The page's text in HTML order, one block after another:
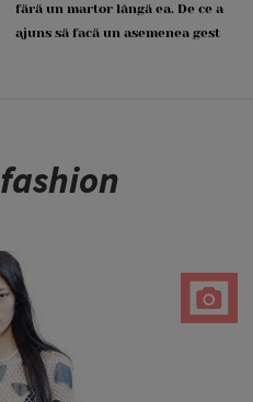
fără un martor lângă ea. De ce a
ajuns să facă un asemenea gest
fashion